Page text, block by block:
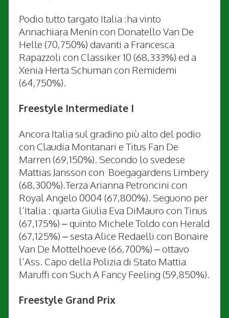
Podio tutto targato Italia :ha vinto
Annachiara Menin con Donatello Van De
Helle (70,750%) davanti a Francesca
Rapazzoli con Classiker 10 (68,333%) ed a
Xenia Herta Schuman con Remidemi
(64,750%).
Freestyle Intermediate I
Ancora Italia sul gradino più alto del podio
con Claudia Montanari e Titus Fan De
Marren (69,150%). Secondo lo svedese
Mattias Jansson con Boegagardens Limbery
(68,300%).Terza Arianna Petroncini con
Royal Angelo 0004 (67,800%). Seguono per
l’Italia : quarta Giulia Eva DiMauro con Tinus
(67,175%) – quinto Michele Toldo con Herald
(67,125%) – sesta Alice Redaelli con Bonaire
Van De Mottelhoeve (66,700%) – ottavo
l’Ass. Capo della Polizia di Stato Mattia
Maruffi con Such A Fancy Feeling (59,850%).
Freestyle Grand Prix